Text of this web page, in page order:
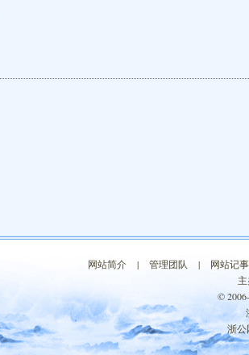
网站简介 | 管理团队 |
网站记事
©
浙公